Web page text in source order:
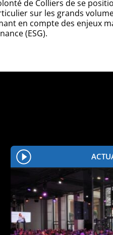
de Colliers de se
sur les grands
en compte des enjeux
(ESG).